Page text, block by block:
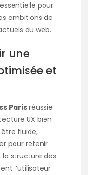
pour
ambitions de
du web.
une
et
Parisréussie
UX bien
fluide,
pour retenir
la structure des
l’utilisateur